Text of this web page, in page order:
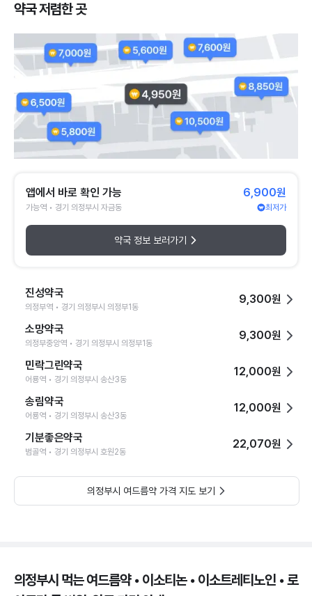
약국 저렴한 곳
앱에서 바로 확인 가능
가능역 • 경기 의정부시 자금동
6,900원
최저가
약국 정보 보러가기
진성약국
의정부역 • 경기 의정부시 의정부1동
9,300원
소망약국
의정부중앙역 • 경기 의정부시 의정부1동
9,300원
민락그린약국
어룡역 • 경기 의정부시 송산3동
12,000원
송림약국
어룡역 • 경기 의정부시 송산3동
12,000원
기분좋은약국
범골역 • 경기 의정부시 호원2동
22,070원
의정부시 여드름약 가격 지도 보기
의정부시 먹는 여드름약 • 이소티논 • 이소트레티노인 • 로